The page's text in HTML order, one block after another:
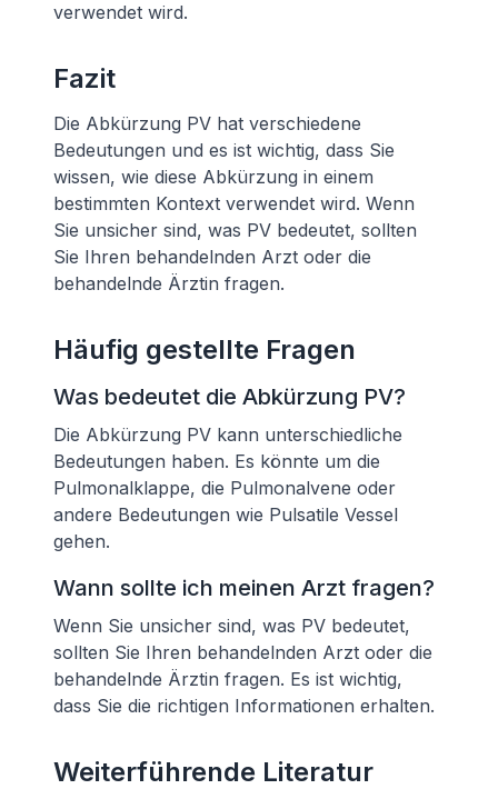
verwendet wird.
Fazit
Die Abkürzung PV hat verschiedene
Bedeutungen und es ist wichtig, dass Sie
wissen, wie diese Abkürzung in einem
bestimmten Kontext verwendet wird. Wenn
Sie unsicher sind, was PV bedeutet, sollten
Sie Ihren behandelnden Arzt oder die
behandelnde Ärztin fragen.
Häufig gestellte Fragen
Was bedeutet die Abkürzung PV?
Die Abkürzung PV kann unterschiedliche
Bedeutungen haben. Es könnte um die
Pulmonalklappe, die Pulmonalvene oder
andere Bedeutungen wie Pulsatile Vessel
gehen.
Wann sollte ich meinen Arzt fragen?
Wenn Sie unsicher sind, was PV bedeutet,
sollten Sie Ihren behandelnden Arzt oder die
behandelnde Ärztin fragen. Es ist wichtig,
dass Sie die richtigen Informationen erhalten.
Weiterführende Literatur